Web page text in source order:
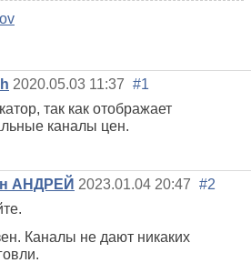
2020.05.03 11:37 #1
так как отображает
каналы цен.
АНДРЕЙ 2023.01.04 20:47 #2
Каналы не дают никаких